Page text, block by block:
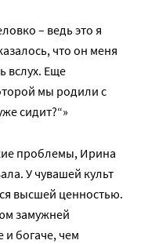
– ведь это я
что он меня
вслух. Еще
мы родили с
сидит?“»
проблемы, Ирина
У чувашей культ
высшей ценностью.
замужней
богаче, чем